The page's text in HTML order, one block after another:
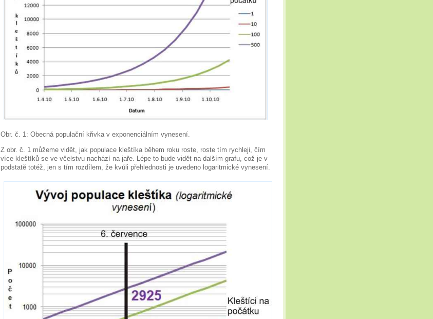
Obr. č. 1: Obecná populační křivka v exponenciálním vynesení.
Z obr. č. 1 můžeme vidět, jak populace kleštíka během roku roste, roste tím rychleji, čím
více kleštíků se ve včelstvu nachází na jaře. Lépe to bude vidět na dalším grafu, což je v
podstatě totéž, jen s tím rozdílem, že kvůli přehlednosti je uvedeno logaritmické vynesení.